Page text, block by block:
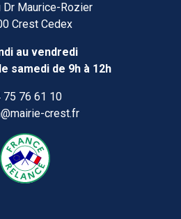
Dr Maurice-Rozier
Crest Cedex
au vendredi
samedi de 9h à 12h
75 76 61 10
crest.fr